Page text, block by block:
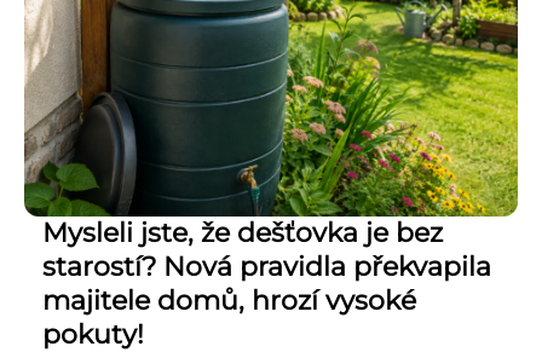
Mysleli jste, že dešťovka je bez
starostí? Nová pravidla překvapila
majitele domů, hrozí vysoké
pokuty!